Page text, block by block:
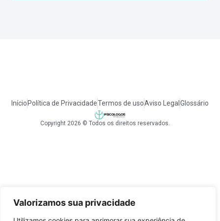
Valorizamos sua privacidade
Início Política de PrivacidadeTermos de usoAviso Legal Glossário
Copyright 2026 © Todos os direitos reservados.